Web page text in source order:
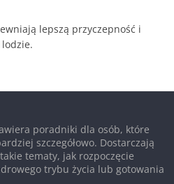
lepszą przyczepność i
poradniki dla osób, które
szczegółowo. Dostarczają
tematy, jak rozpoczęcie
trybu życia lub gotowania